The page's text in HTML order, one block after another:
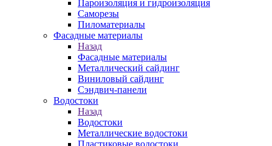
Пароизоляция и гидроизоляция
Саморезы
Пиломатериалы
Фасадные материалы
Назад
Фасадные материалы
Металлический сайдинг
Виниловый сайдинг
Сэндвич-панели
Водостоки
Назад
Водостоки
Металлические водостоки
Пластиковые водостоки